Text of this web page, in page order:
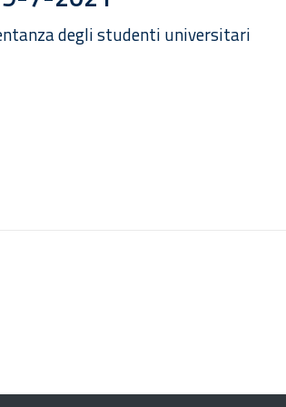
degli studenti universitari